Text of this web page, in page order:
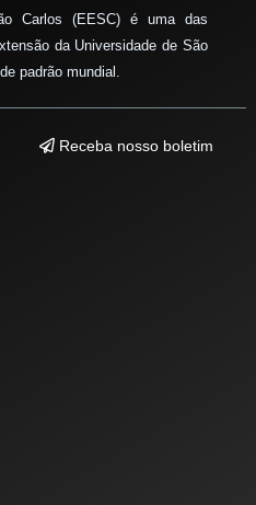
Carlos (EESC) é uma das
da Universidade de São
padrão mundial.
Receba nosso boletim